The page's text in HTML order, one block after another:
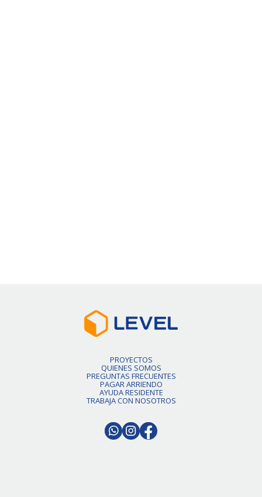
PROYECTOS
QUIENES SOMOS
PREGUNTAS FRECUENTES
PAGAR ARRIENDO
AYUDA RESIDENTE
TRABAJA CON NOSOTROS